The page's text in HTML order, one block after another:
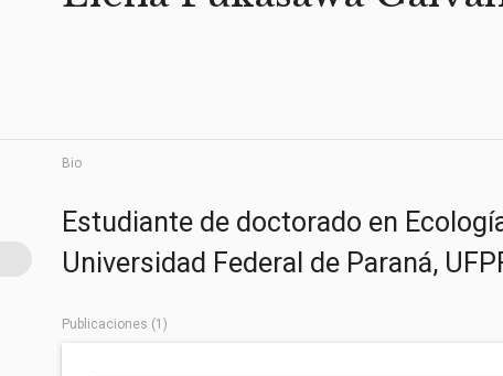
Bio
Estudiante de doctorado en
Universidad Federal de Paraná,
Publicaciones (1)